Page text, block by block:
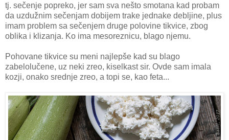
tj. sečenje popreko, jer sam sva nešto smotana kad probam
da uzdužnim sečenjam dobijem trake jednake debljine, plus
imam problem sa sečenjem druge polovine tikvice, zbog
oblika i klizanja. Ko ima mesoreznicu, blago njemu.
Pohovane tikvice su meni najlepše kad su blago
zabelolučene, uz neki zreo, kiselkast sir. Ovde sam imala
kozji, onako srednje zreo, a topi se, kao feta...